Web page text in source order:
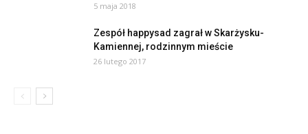
5 maja 2018
Zespół happysad zagrał w Skarżysku-
Kamiennej, rodzinnym mieście
26 lutego 2017